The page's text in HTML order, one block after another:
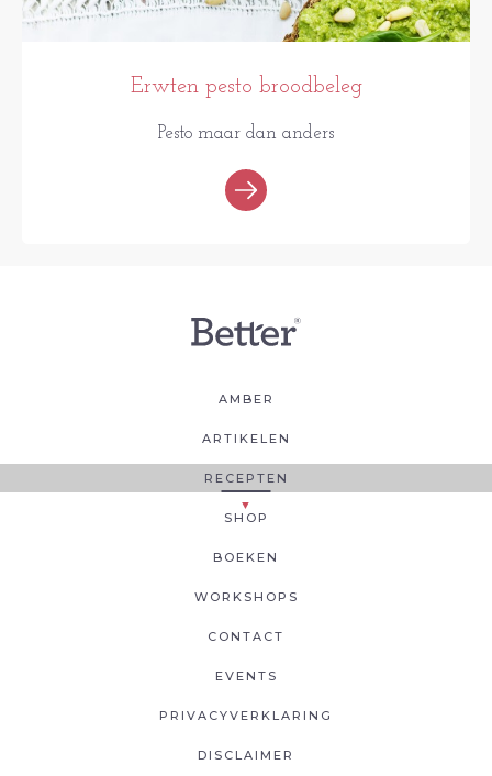
Erwten pesto broodbeleg
Pesto maar dan anders
AMBER
ARTIKELEN
RECEPTEN
SHOP
BOEKEN
WORKSHOPS
CONTACT
EVENTS
PRIVACYVERKLARING
DISCLAIMER